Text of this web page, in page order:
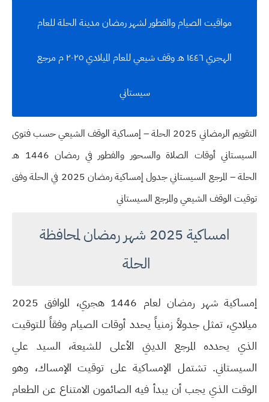
مواقيت الصيام والفطور لشهر رمضان مدينة الحلة للعام
الهجري ١٤٤٦ هـ وقف شيعي للعام الميلادي ٢٠٢٥ م مرجع
سيستاني
التقويم الرمضاني 2025 الحلة – إمساكية الوقف الشيعي حسب فتوى
السيستاني أوقات الصلاة والسحور والفطور في رمضان 1446 هـ
الحلة – المرجع السيستاني جدول إمساكية رمضان 2025 في الحلة وفق
توقيت الوقف الشيعي والمرجع السيستاني
امساكية 2025 شهر رمضان لمحافظة
الحلة
إمساكية شهر رمضان لعام 1446 هجري، الموافق 2025
ميلادي، تمثل جدولاً زمنياً يحدد أوقات الصيام وفقاً للتوقيت
الذي يحدده المرجع الديني الأعلى للشيعة، السيد علي
السيستاني. تشتمل الإمساكية على توقيت الإمساك، وهو
الوقت الذي يجب أن يبدأ فيه الصائمون الامتناع عن الطعام